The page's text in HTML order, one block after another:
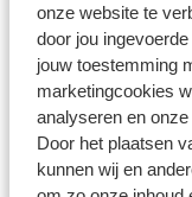
onze website te
door jou
jouw toestemming
marketingcookies
analyseren en
Door het plaatsen
kunnen wij en
Was even
mensen en
een aanrader
Was even
mensen en
een aanrader
William
Met partner